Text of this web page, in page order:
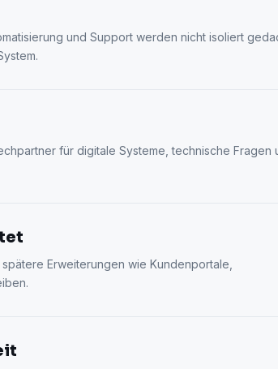
und Support werden nicht isoliert
für digitale Systeme, technische Fragen
Erweiterungen wie Kundenportale,